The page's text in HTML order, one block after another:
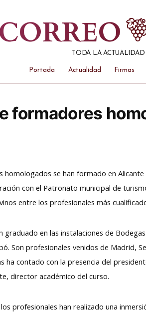
TODA LA
Portada Actualidad Firmas
formadores
se han formado en
con el Patronato municipal de
entre los profesionales más
graduado en las instalaciones de
Son profesionales venidos de Madrid,
ha contado con la presencia del
director académico del curso.
profesionales han realizado una